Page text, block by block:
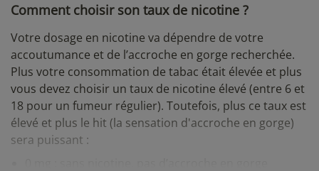
Comment choisir son taux de nicotine ?
Votre dosage en nicotine va dépendre de votre
accoutumance et de l’accroche en gorge recherchée.
Plus votre consommation de tabac était élevée et plus
vous devez choisir un taux de nicotine élevé (entre 6 et
18 pour un fumeur régulier). Toutefois, plus ce taux est
élevé et plus le hit (la sensation d'accroche en gorge)
sera puissant :